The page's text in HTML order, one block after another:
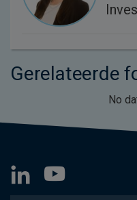
Gerelateerde
No